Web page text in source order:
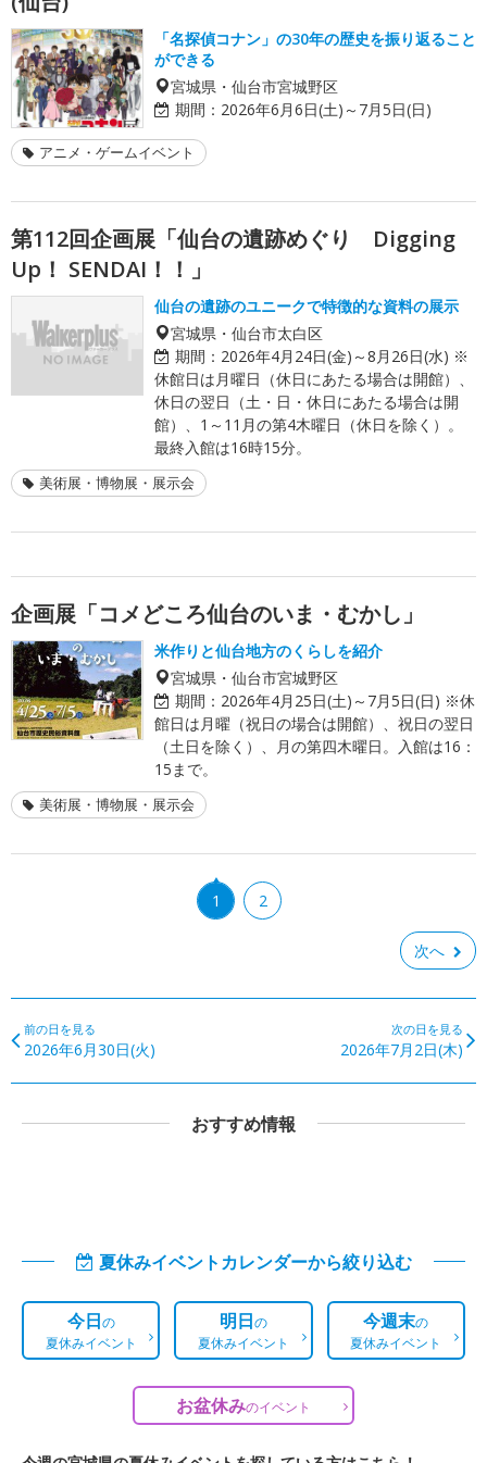
「名探偵コナン」の30年の歴史を振り返ること
ができる
宮城県・仙台市宮城野区
期間： 2026年6月6日(土)～7月5日(日)
アニメ・ゲームイベント
第112回企画展「仙台の遺跡めぐり Digging
Up！ SENDAI！！」
仙台の遺跡のユニークで特徴的な資料の展示
宮城県・仙台市太白区
期間： 2026年4月24日(金)～8月26日(水) ※
休館日は月曜日（休日にあたる場合は開館）、
休日の翌日（土・日・休日にあたる場合は開
館）、1～11月の第4木曜日（休日を除く）。
最終入館は16時15分。
美術展・博物展・展示会
企画展「コメどころ仙台のいま・むかし」
米作りと仙台地方のくらしを紹介
宮城県・仙台市宮城野区
期間： 2026年4月25日(土)～7月5日(日) ※休
館日は月曜（祝日の場合は開館）、祝日の翌日
（土日を除く）、月の第四木曜日。入館は16：
15まで。
美術展・博物展・展示会
1 2
次へ
前の日を見る
2026年6月30日(火)
次の日を見る
2026年7月2日(木)
おすすめ情報
夏休みイベントカレンダーから絞り込む
今日の
夏休みイベント
明日の
夏休みイベント
今週末の
夏休みイベント
お盆休みのイベント